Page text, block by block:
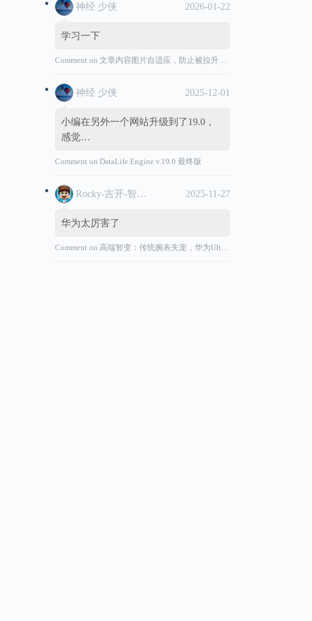
神经 少侠 2026-01-22
学习一下
Comment on文章内容图片自适应，防止被拉升变形
神经 少侠 2025-12-01
小编在另外一个网站升级到了19.0，
感觉…
Comment onDataLife Engine v.19.0 最终版
Rocky-吉开-智能汽车 2025-11-27
华为太厉害了
Comment on高端智变：传统腕表失宠，华为Ultimate系列“价值超车”